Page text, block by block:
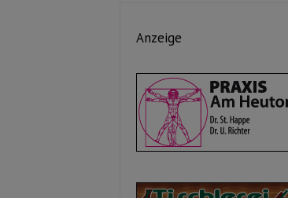
Anzeige